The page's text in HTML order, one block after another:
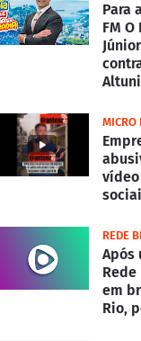
Para
FM
MICRO
REDE
Após
em
Rio,